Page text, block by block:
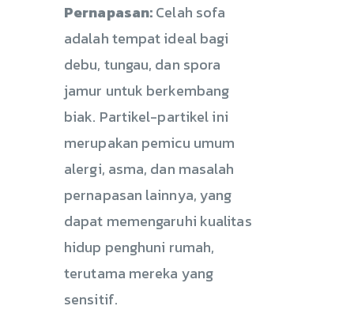
Pernapasan:Celah sofa
adalah tempat ideal bagi
debu, tungau, dan spora
jamur untuk berkembang
biak. Partikel-partikel ini
merupakan pemicu umum
alergi, asma, dan masalah
pernapasan lainnya, yang
dapat memengaruhi kualitas
hidup penghuni rumah,
terutama mereka yang
sensitif.